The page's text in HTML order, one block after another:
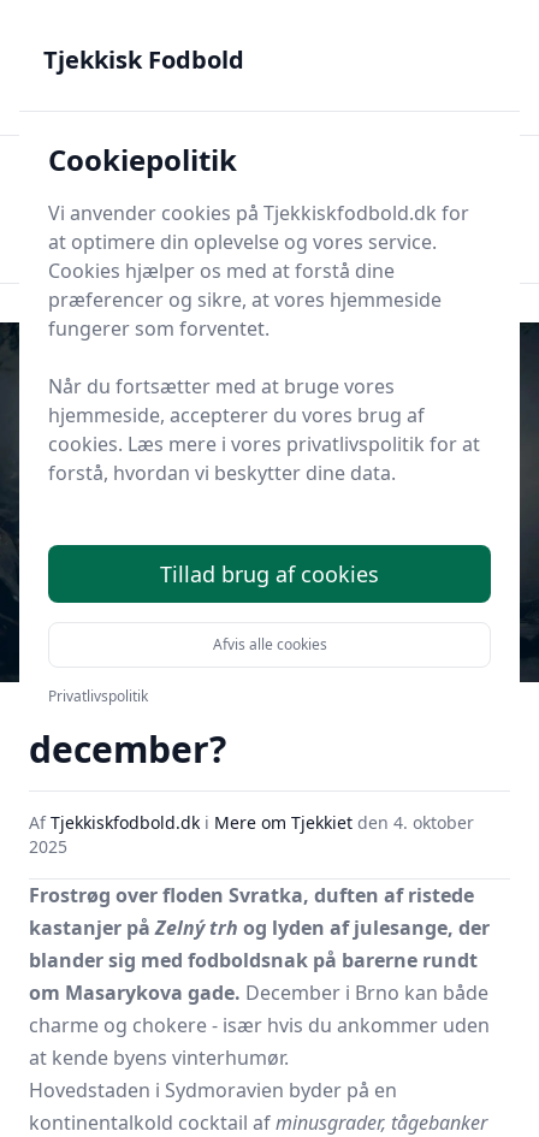
dansk
Søg nu
Hvordan er vejret i Brno i
december?
AfTjekkiskfodbold.dk i Mere om Tjekkiet den 4. oktober
2025
Frostrøg over floden Svratka, duften af ristede
kastanjer påZelný trh og lyden af julesange, der
blander sig med fodboldsnak på barerne rundt
om Masarykova gade. December i Brno kan både
charme og chokere - især hvis du ankommer uden
at kende byens vinterhumør.
Hovedstaden i Sydmoravien byder på en
kontinentalkold cocktail afminusgrader, tågebanker
Tjekkisk Fodbold
Cookiepolitik
Vi anvender cookies på Tjekkiskfodbold.dk for
at optimere din oplevelse og vores service.
Cookies hjælper os med at forstå dine
præferencer og sikre, at vores hjemmeside
fungerer som forventet.
Når du fortsætter med at bruge vores
hjemmeside, accepterer du vores brug af
cookies. Læs mere i vores privatlivspolitik for at
forstå, hvordan vi beskytter dine data.
Tillad brug af cookies
Afvis alle cookies
Privatlivspolitik